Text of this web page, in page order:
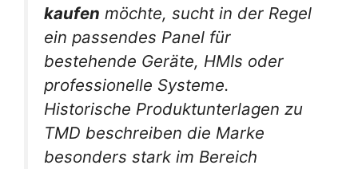
kaufen möchte, sucht in der Regel
ein passendes Panel für
bestehende Geräte, HMIs oder
professionelle Systeme.
Historische Produktunterlagen zu
TMD beschreiben die Marke
besonders stark im Bereich